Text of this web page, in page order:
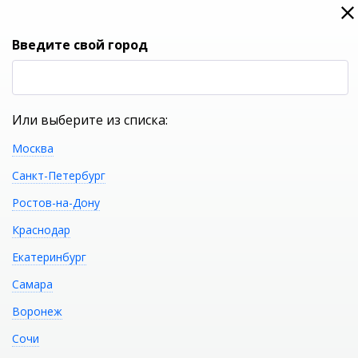
0
Душевая дверь CEZARES
Molveno MOLVENO-BA-1-100-C-Cr-IV
Введите свой город
Или выберите из списка:
Москва
Санкт-Петербург
Ростов-на-Дону
Краснодар
Екатеринбург
Самара
Воронеж
Сочи